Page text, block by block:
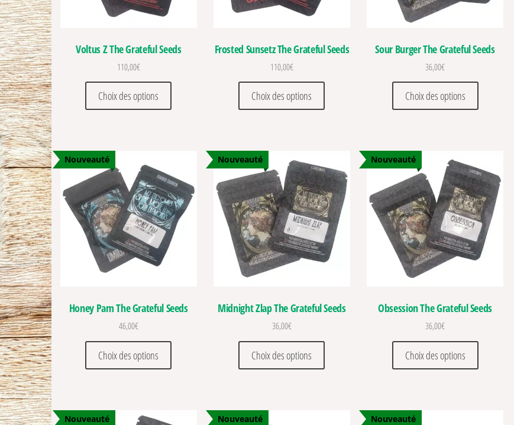
Voltus Z The Grateful Seeds
110,00€
Choix des options
Ce produit a plusieurs variations. Les options peuvent être choisies sur la page du produit
Frosted Sunsetz The Grateful Seeds
110,00€
Choix des options
Ce produit a plusieurs variations. Les options peuvent
Sour Burger The Grateful Seeds
36,00€
Choix des options
Ce
Nouveauté
Honey Pam The Grateful Seeds
46,00€
Choix des options
Ce produit a plusieurs variations. Les options peuvent être choisies sur la page du produit
Nouveauté
Midnight Zlap The Grateful Seeds
36,00€
Choix des options
Ce produit a plusieurs variations. Les options peuvent
Nouveauté
Obsession The Grateful Seeds
36,00€
Choix des options
Ce
Nouveauté Nouveauté Nouveauté